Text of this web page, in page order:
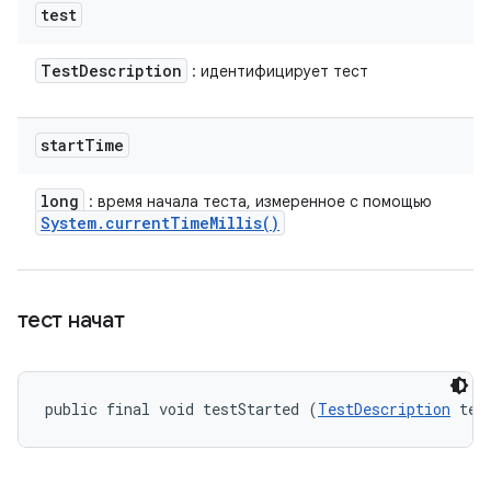
test
TestDescription : идентифицирует тест
startTime
long : время начала теста, измеренное с помощью
System. currentTimeMillis( )
тест начат
public final void testStarted (TestDescription